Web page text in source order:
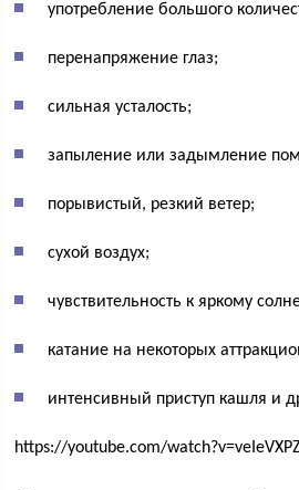
употребление большого
перенапряжение глаз;
сильная усталость;
запыление или задымление
порывистый, резкий ветер;
сухой воздух;
чувствительность к яркому
катание на некоторых
интенсивный приступ кашля и
https://youtube.com/